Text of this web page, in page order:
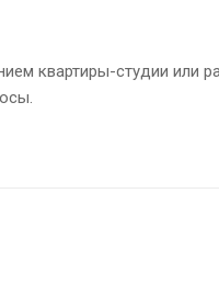
квартиры-студии или